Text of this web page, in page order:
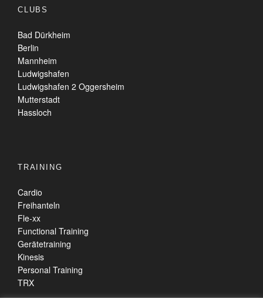
CLUBS
Bad Dürkheim
Berlin
Mannheim
Ludwigshafen
Ludwigshafen 2 Oggersheim
Mutterstadt
Hassloch
TRAINING
Cardio
Freihanteln
Fle-xx
Functional Training
Gerätetraining
Kinesis
Personal Training
TRX